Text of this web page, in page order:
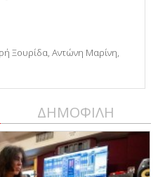
Ξουρίδα, Αντώνη Μαρίνη,
ΔΗΜΟΦΙΛΗ